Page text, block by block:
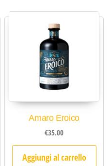
era: €22.00.
è: €18.90.
Amaro Eroico
€35.00
Aggiungi al carrello